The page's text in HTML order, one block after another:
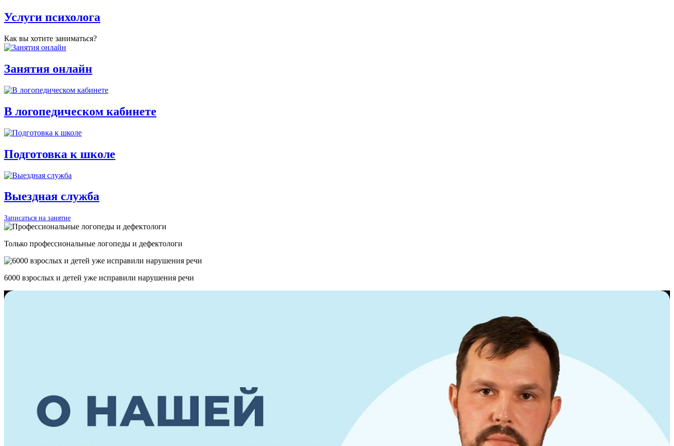
Услуги психолога
Как вы хотите заниматься?
Занятия онлайн
В логопедическом кабинете
Подготовка к школе
Выездная служба
Записаться на занятие
Только профессиональные логопеды и дефектологи
6000 взрослых и детей уже исправили нарушения речи